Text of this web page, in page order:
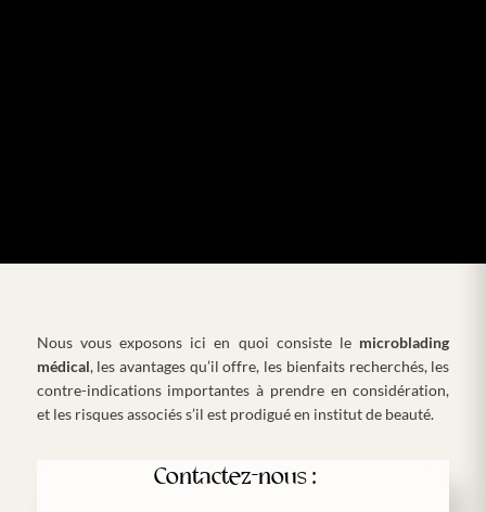
Nous vous exposons ici en quoi consiste le microblading
médical, les avantages qu’il offre, les bienfaits recherchés, les
contre-indications importantes à prendre en considération,
et les risques associés s’il est prodigué en institut de beauté.
Contactez-nous :